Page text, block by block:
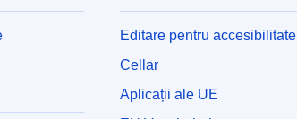
Editare pentru accesibilitate
Cellar
Aplicații ale UE